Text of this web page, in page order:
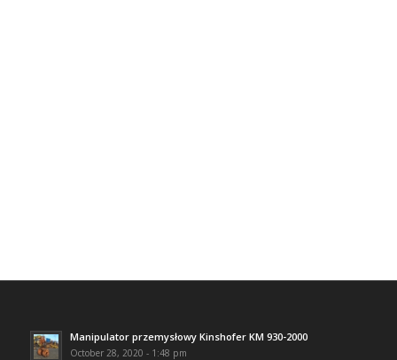
Manipulator przemysłowy Kinshofer KM 930-2000
October 28, 2020 - 1:48 pm